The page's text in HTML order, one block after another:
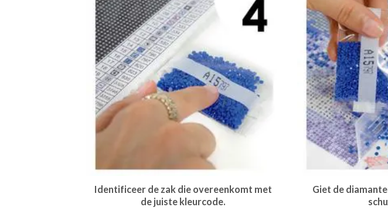
Identificeer de zak die overeenkomt met
de juiste kleurcode.
Giet de